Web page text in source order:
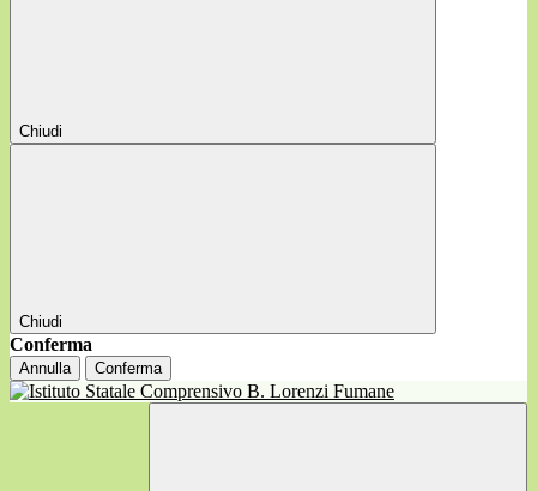
Chiudi
Chiudi
Conferma
Annulla Conferma